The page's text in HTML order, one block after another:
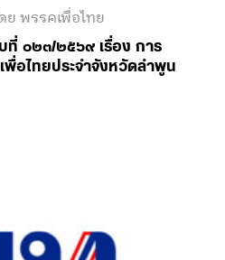
ย พรรคเพื่อไทย
ที่ ๐๒๓/๒๕๖๙ เรื่อง การ
อไทยประจำจังหวัดลำพูน